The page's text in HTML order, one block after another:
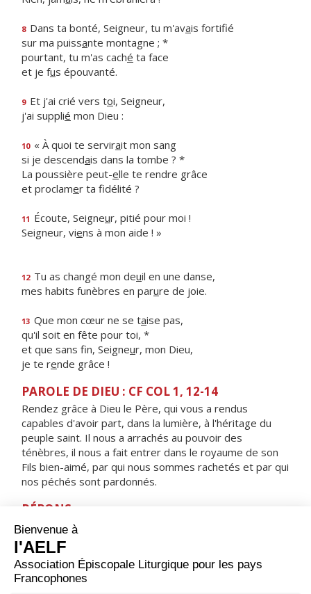
8 Dans ta bonté, Seigneur, tu m'avais fortifié
sur ma puissante montagne ; *
pourtant, tu m'as caché ta face
et je fus épouvanté.
9 Et j'ai crié vers toi, Seigneur,
j'ai supplié mon Dieu :
10 « À quoi te servirait mon sang
si je descendais dans la tombe ? *
La poussière peut-elle te rendre grâce
et proclamer ta fidélité ?
11 Écoute, Seigneur, pitié pour moi !
Seigneur, viens à mon aide ! »
12 Tu as changé mon deuil en une danse,
mes habits funèbres en parure de joie.
13 Que mon cœur ne se taise pas,
qu'il soit en fête pour toi, *
et que sans fin, Seigneur, mon Dieu,
je te rende grâce !
PAROLE DE DIEU : CF COL 1, 12-14
Rendez grâce à Dieu le Père, qui vous a rendus
capables d'avoir part, dans la lumière, à l'héritage du
peuple saint. Il nous a arrachés au pouvoir des
ténèbres, il nous a fait entrer dans le royaume de son
Fils bien-aimé, par qui nous sommes rachetés et par qui
nos péchés sont pardonnés.
RÉPONS
V/ Voici le jour que fit le Seigneur,
jour de fête et de joie, alléluia !
ORAISON
Dieu qui as uni tant de peuples divers dans la même